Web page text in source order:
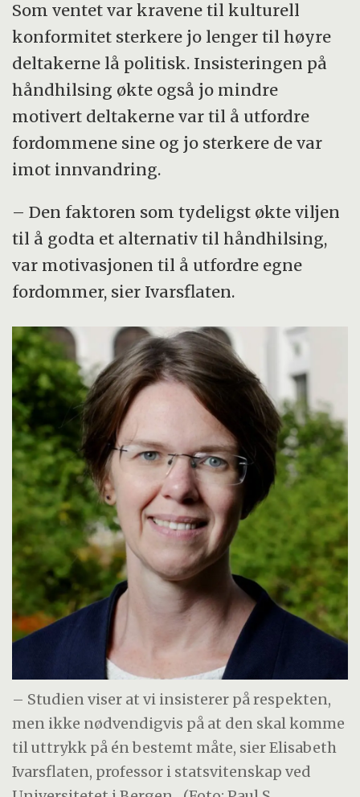
Som ventet var kravene til kulturell
konformitet sterkere jo lenger til høyre
deltakerne lå politisk. Insisteringen på
håndhilsing økte også jo mindre
motivert deltakerne var til å utfordre
fordommene sine og jo sterkere de var
imot innvandring.
– Den faktoren som tydeligst økte viljen
til å godta et alternativ til håndhilsing,
var motivasjonen til å utfordre egne
fordommer, sier Ivarsflaten.
– Studien viser at vi insisterer på respekten,
men ikke nødvendigvis på at den skal komme
til uttrykk på én bestemt måte, sier Elisabeth
Ivarsflaten, professor i statsvitenskap ved